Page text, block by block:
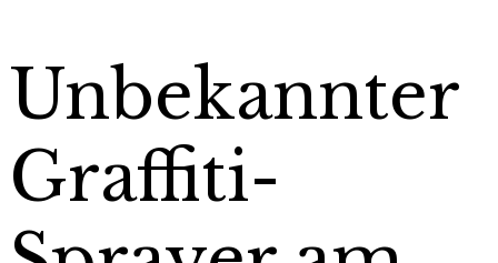
Unbekannter
Graffiti-